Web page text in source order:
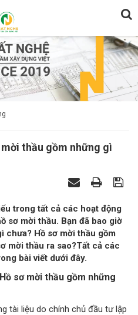
thầu gồm những gì
trong tất cả các hoạt động
sơ mời thầu. Bạn đã bao giờ
chưa? Hồ sơ mời thầu gồm
mời thầu ra sao?Tất cả các
bài viết dưới đây.
sơ mời thầu gồm những
tài liệu do chính chủ đầu tư lập